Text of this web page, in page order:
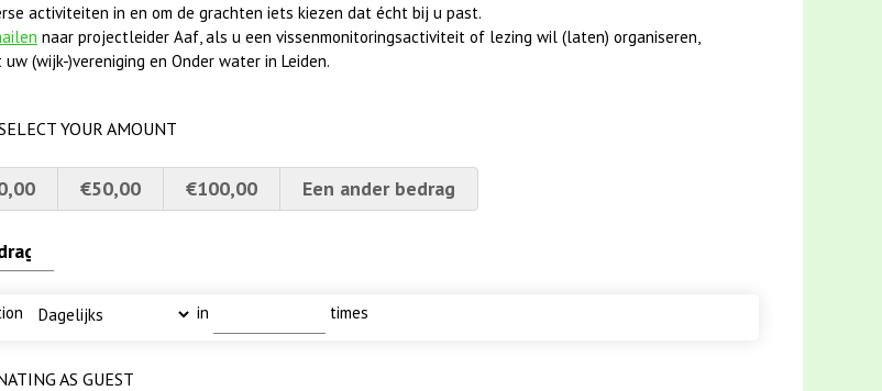
activiteiten in en om de grachten iets kiezen dat écht bij u past.
naar projectleider Aaf, als u een vissenmonitoringsactiviteit of lezing wil (laten) organiseren,
(wijk-)vereniging en Onder water in Leiden.
YOUR AMOUNT
€50,00 €100,00 Een ander bedrag
in times
AS GUEST